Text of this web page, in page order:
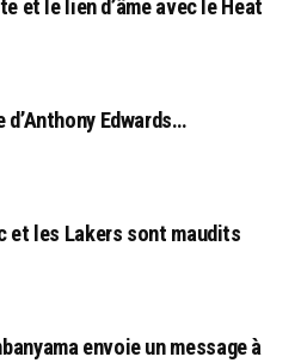
et le lien d’âme avec le Heat
d’Anthony Edwards…
et les Lakers sont maudits
envoie un message à